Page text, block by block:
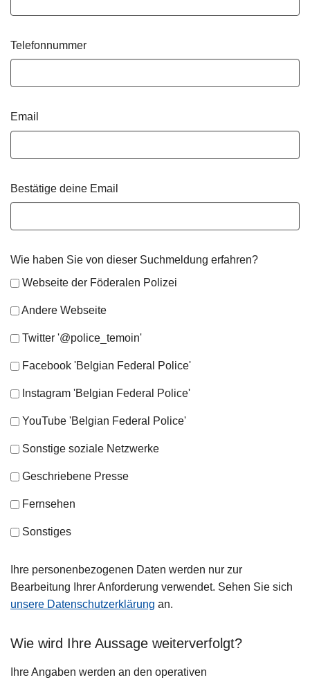
Telefonnummer
Email
Bestätige deine Email
Wie haben Sie von dieser Suchmeldung erfahren?
Webseite der Föderalen Polizei
Andere Webseite
Twitter '@police_temoin'
Facebook 'Belgian Federal Police'
Instagram 'Belgian Federal Police'
YouTube 'Belgian Federal Police'
Sonstige soziale Netzwerke
Geschriebene Presse
Fernsehen
Sonstiges
Ihre personenbezogenen Daten werden nur zur
Bearbeitung Ihrer Anforderung verwendet. Sehen Sie sich
unsere Datenschutzerklärung an.
Wie wird Ihre Aussage weiterverfolgt?
Ihre Angaben werden an den operativen